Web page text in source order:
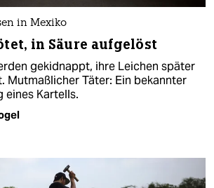
in Mexiko
in Säure aufgelöst
gekidnappt, ihre Leichen später
Mutmaßlicher Täter: Ein bekannter
eines Kartells.